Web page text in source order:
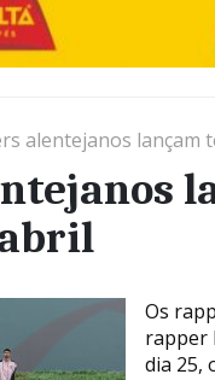
alentejanos lançam
Os
rapper
dia 25,